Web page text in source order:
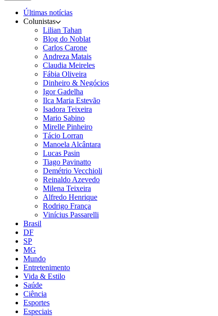
Últimas notícias
Colunistas
Lilian Tahan
Blog do Noblat
Carlos Carone
Andreza Matais
Claudia Meireles
Fábia Oliveira
Dinheiro & Negócios
Igor Gadelha
Ilca Maria Estevão
Isadora Teixeira
Mario Sabino
Mirelle Pinheiro
Tácio Lorran
Manoela Alcântara
Lucas Pasin
Tiago Pavinatto
Demétrio Vecchioli
Reinaldo Azevedo
Milena Teixeira
Alfredo Henrique
Rodrigo França
Vinícius Passarelli
Brasil
DF
SP
MG
Mundo
Entretenimento
Vida & Estilo
Saúde
Ciência
Esportes
Especiais